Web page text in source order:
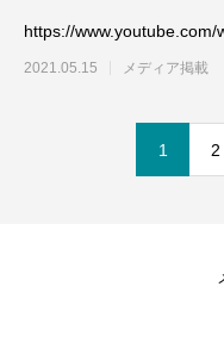
https://www.youtube.com/
2021.05.15 メディア掲載
1 2